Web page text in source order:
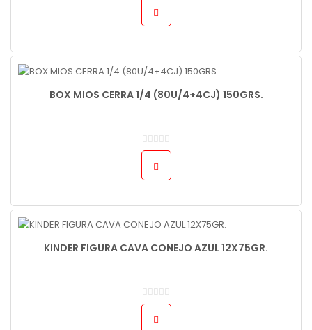
BOX MIOS CERRA 1/4 (80U/4+4CJ) 150GRS.
KINDER FIGURA CAVA CONEJO AZUL 12X75GR.